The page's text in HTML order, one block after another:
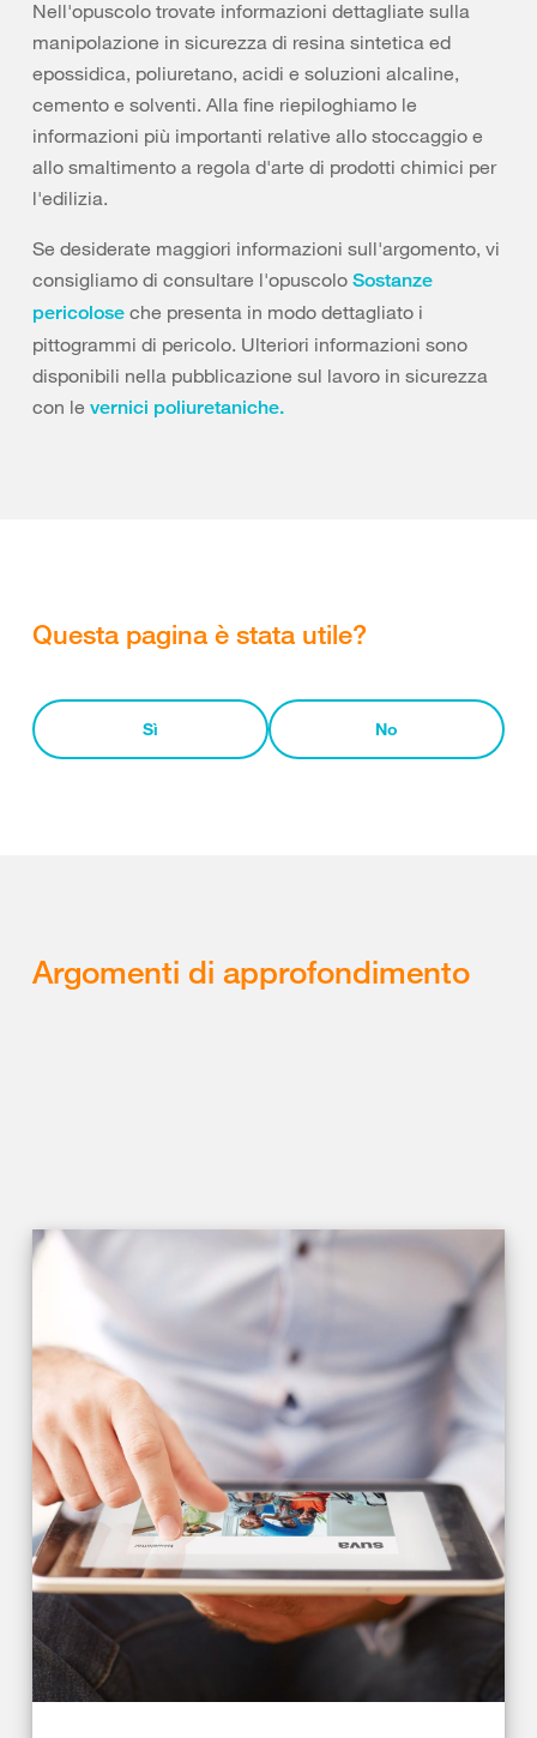
Nell'opuscolo trovate informazioni dettagliate sulla
manipolazione in sicurezza di resina sintetica ed
epossidica, poliuretano, acidi e soluzioni alcaline,
cemento e solventi. Alla fine riepiloghiamo le
informazioni più importanti relative allo stoccaggio e
allo smaltimento a regola d'arte di prodotti chimici per
l'edilizia.
Se desiderate maggiori informazioni sull'argomento, vi
consigliamo di consultare l'opuscolo Sostanze
pericolose che presenta in modo dettagliato i
pittogrammi di pericolo. Ulteriori informazioni sono
disponibili nella pubblicazione sul lavoro in sicurezza
con le vernici poliuretaniche.
Questa pagina è stata utile?
Sì No
Argomenti di approfondimento